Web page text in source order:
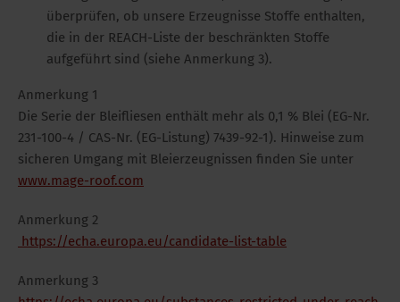
überprüfen, ob unsere Erzeugnisse Stoffe enthalten,
die in der REACH-Liste der beschränkten Stoffe
aufgeführt sind (siehe Anmerkung 3).
Anmerkung 1
Die Serie der Bleifliesen enthält mehr als 0,1 % Blei (EG-Nr.
231-100-4 / CAS-Nr. (EG-Listung) 7439-92-1). Hinweise zum
sicheren Umgang mit Bleierzeugnissen finden Sie unter
www.mage-roof.com
Anmerkung 2
https://echa.europa.eu/candidate-list-table
Anmerkung 3